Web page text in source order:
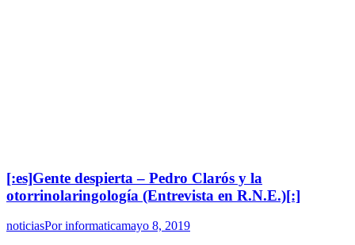
[:es]Gente despierta – Pedro Clarós y la
otorrinolaringología (Entrevista en R.N.E.)[:]
noticiasPorinformaticamayo 8, 2019